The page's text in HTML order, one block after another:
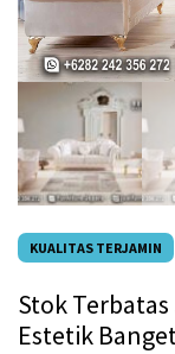
KUALITAS TERJAMIN
Stok
Estetik